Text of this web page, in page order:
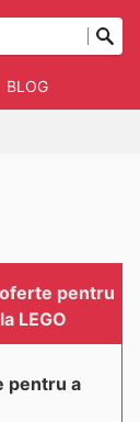
BLOG
pentru
LEGO
pentru a